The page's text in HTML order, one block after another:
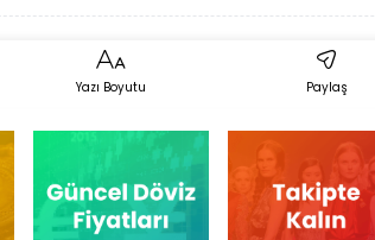
Yazı Boyutu Paylaş